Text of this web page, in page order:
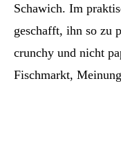
Schawich. Im
geschafft, ihn so zu
crunchy und nicht
Fischmarkt,